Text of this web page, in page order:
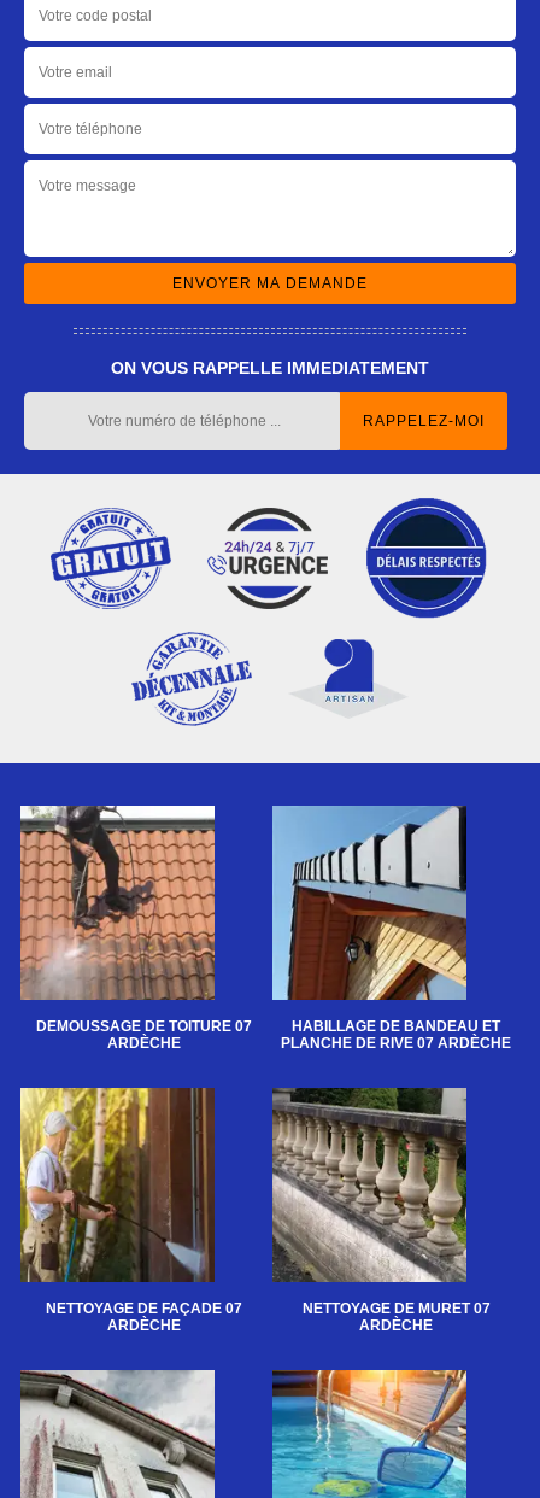
ON VOUS RAPPELLE IMMEDIATEMENT
DEMOUSSAGE DE TOITURE 07
ARDÈCHE
HABILLAGE DE BANDEAU ET
PLANCHE DE RIVE 07 ARDÈCHE
NETTOYAGE DE FAÇADE 07
ARDÈCHE
NETTOYAGE DE MURET 07
ARDÈCHE